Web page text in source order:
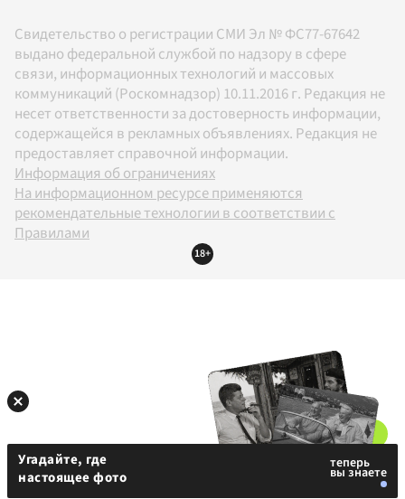
Свидетельство о регистрации СМИ Эл № ФС77-67642
выдано федеральной службой по надзору в сфере
связи, информационных технологий и массовых
коммуникаций (Роскомнадзор) 10.11.2016 г. Редакция не
несет ответственности за достоверность информации,
содержащейся в рекламных объявлениях. Редакция не
предоставляет справочной информации.
Информация об ограничениях
На информационном ресурсе применяются
рекомендательные технологии в соответствии с
Правилами
18+
Угадайте, где
настоящее фото